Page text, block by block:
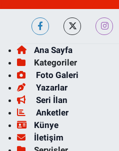
Ana Sayfa
Kategoriler
Foto Galeri
Yazarlar
Seri İlan
Anketler
Künye
İletişim